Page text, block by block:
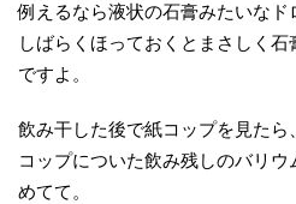
例えるなら液状の石膏みたいなド
しばらくほっておくとまさしく
ですよ。
飲み干した後で紙コップを見たら、
コップについた飲み残しのバリ
めてて。